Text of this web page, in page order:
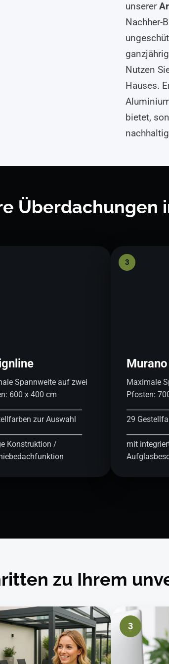
unserer
Nachher-
Nutzen
Hauses.
bietet,
Überdachungen
Spannweite auf zwei
600 x 400 cm
zur Auswahl
Konstruktion /
3
Maximale
Pfosten:
29
mit
zu Ihrem
3